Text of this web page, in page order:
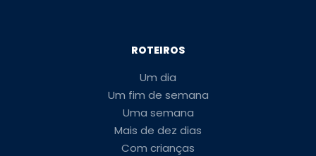
ROTEIROS
Um dia
Um fim de semana
Uma semana
Mais de dez dias
Com crianças